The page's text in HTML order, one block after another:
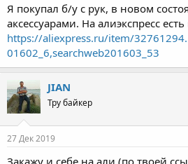
Я покупал б/у с рук, в новом
аксессуарами. На алиэкспресс
https://aliexpress.ru/item/
01602_6,searchweb201603_53
JIAN
Тру байкер
27 Дек 2019
Закажу и себе на али (по твоей